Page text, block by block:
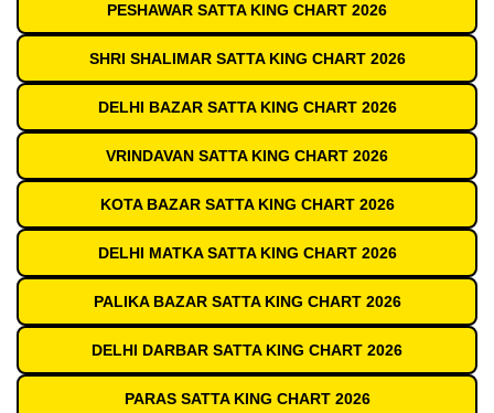
PESHAWAR SATTA KING CHART 2026
SHRI SHALIMAR SATTA KING CHART 2026
DELHI BAZAR SATTA KING CHART 2026
VRINDAVAN SATTA KING CHART 2026
KOTA BAZAR SATTA KING CHART 2026
DELHI MATKA SATTA KING CHART 2026
PALIKA BAZAR SATTA KING CHART 2026
DELHI DARBAR SATTA KING CHART 2026
PARAS SATTA KING CHART 2026